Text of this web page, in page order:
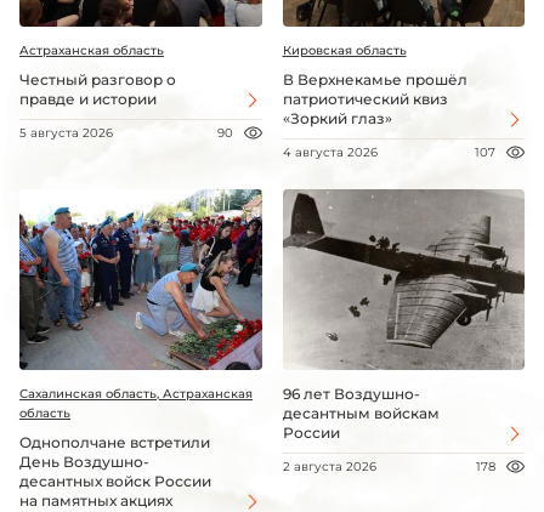
Астраханская область
Честный разговор о
правде и истории
5 августа 2026 90
Кировская область
В Верхнекамье прошёл
патриотический квиз
«Зоркий глаз»
4 августа 2026 107
Сахалинская область, Астраханская
область
Однополчане встретили
День Воздушно-
десантных войск России
на памятных акциях
96 лет Воздушно-
десантным войскам
России
2 августа 2026 178